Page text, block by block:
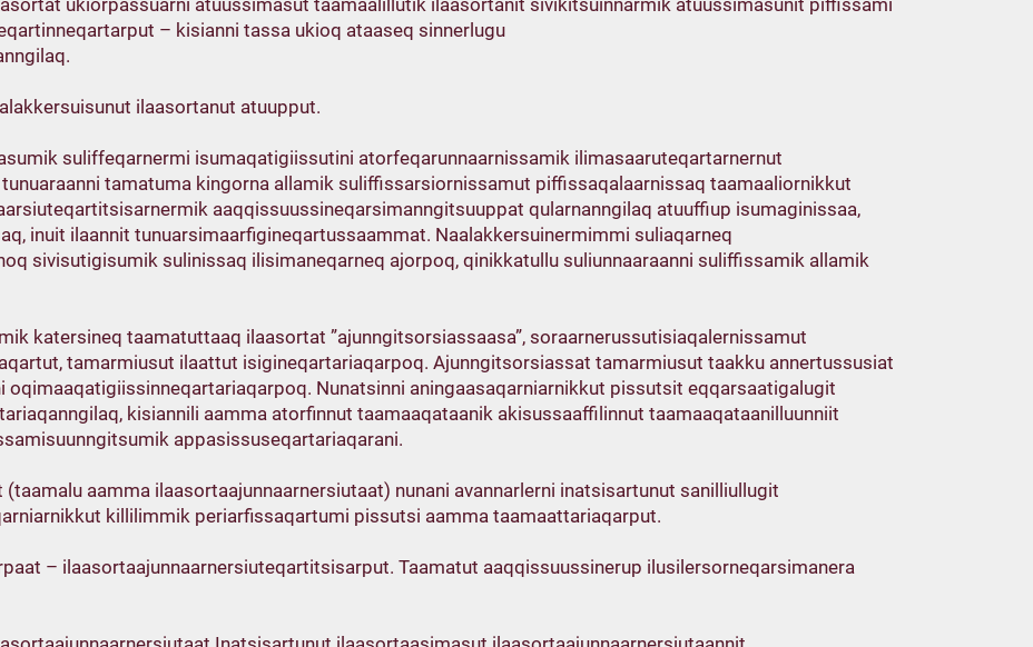
– kisianni tassa ukioq ataaseq sinnerlugu
ilaasortanut atuupput.
suliffeqarnermi isumaqatigiissutini atorfeqarunnaarnissamik ilimasaaruteqartarnernut
tamatuma kingorna allamik suliffissarsiornissamut piffissaqalaarnissaq taamaaliornikkut
aaqqissuussineqarsimanngitsuuppat qularnanngilaq atuuffiup isumaginissaa,
inuit ilaannit tunuarsimaarfigineqartussaammat. Naalakkersuinermimmi suliaqarneq
sivisutigisumik sulinissaq ilisimaneqarneq ajorpoq, qinikkatullu suliunnaaraanni suliffissamik allamik
katersineq taamatuttaaq ilaasortat ”ajunngitsorsiassaasa”, soraarnerussutisiaqalernissamut
tamarmiusut ilaattut isigineqartariaqarpoq. Ajunngitsorsiassat tamarmiusut taakku annertussusiat
Nunatsinni aningaasaqarniarnikkut pissutsit eqqarsaatigalugit
kisiannili aamma atorfinnut taamaaqataanik akisussaaffilinnut taamaaqataanilluunniit
appasissuseqartariaqarani.
aamma ilaasortaajunnaarnersiutaat) nunani avannarlerni inatsisartunut sanilliullugit
killilimmik periarfissaqartumi pissutsi aamma taamaattariaqarput.
– ilaasortaajunnaarnersiuteqartitsisarput. Taamatut aaqqissuussinerup ilusilersorneqarsimanera